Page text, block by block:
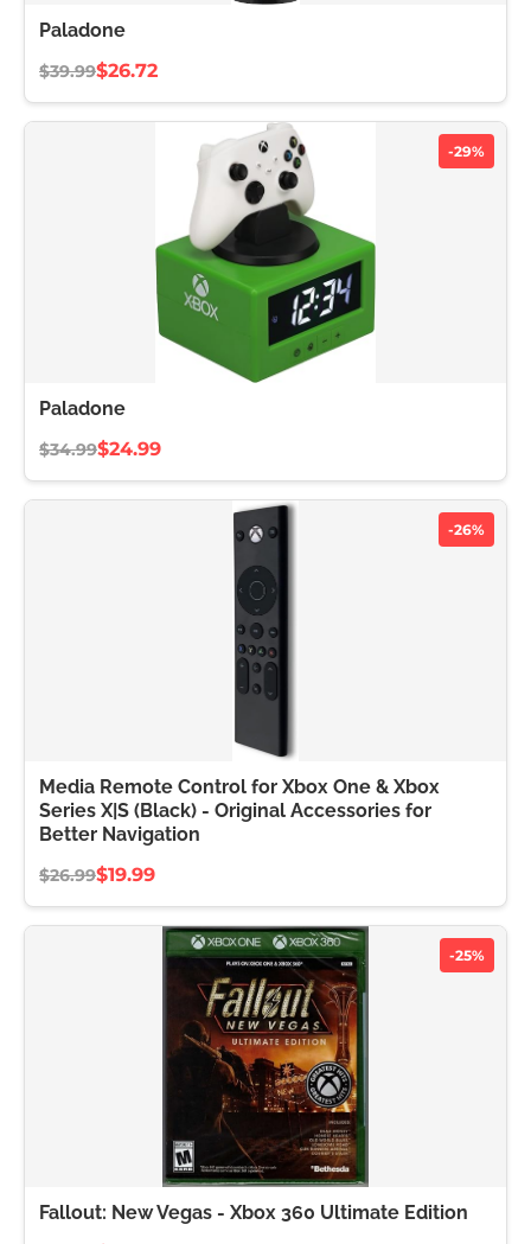
Paladone
$39.99$26.72
-29%
Paladone
$34.99$24.99
-26%
Media Remote Control for Xbox One & Xbox
Series X|S (Black) - Original Accessories for
Better Navigation
$26.99$19.99
-25%
Fallout: New Vegas - Xbox 360 Ultimate Edition